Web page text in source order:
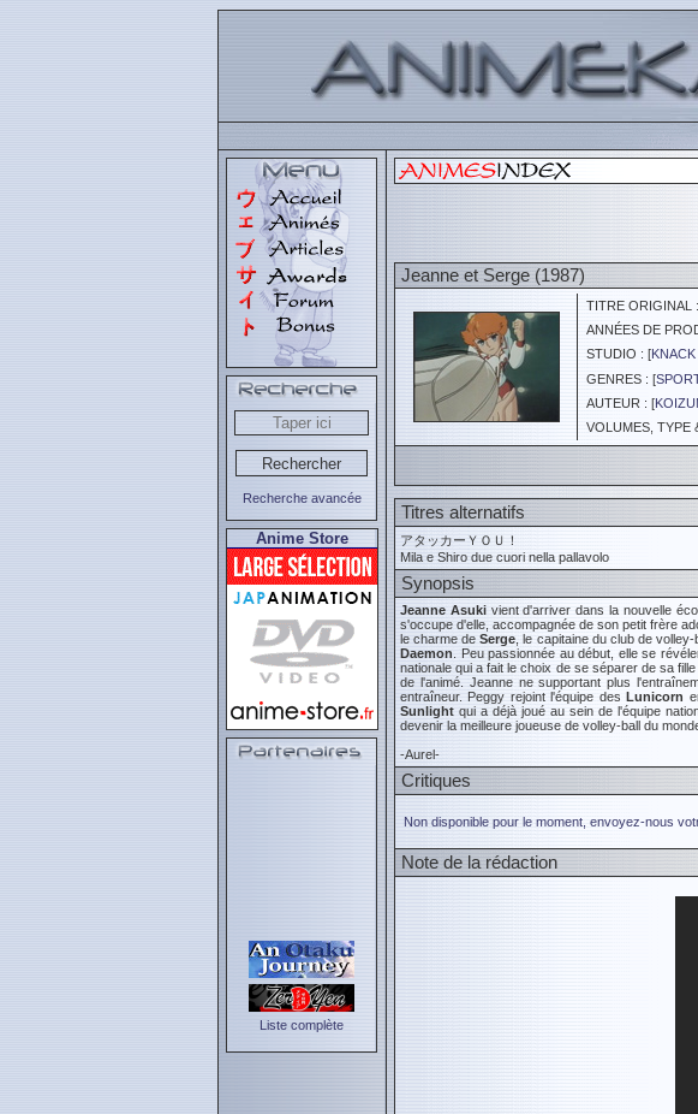
Recherche avancée
Anime Store
Liste complète
Jeanne et Serge (1987)
TITRE ORIGINAL
ANNÉES DE
STUDIO : [
GENRES : [
AUTEUR : [
VOLUMES, TYPE
Titres alternatifs
アタッカーＹＯＵ！
Mila e Shiro due cuori nella pallavolo
Synopsis
Jeanne Asukivient d'arriver dans la nouvelle
s'occupe d'elle, accompagnée de son petit frère
le charme deSerge , le capitaine du club de
Daemon . Peu passionnée au début, elle se
nationale qui a fait le choix de se séparer de sa
de l'animé. Jeanne ne supportant plus
entraîneur. Peggy rejoint l'équipe desLunicorn
Sunlight qui a déjà joué au sein de l'équipe
devenir la meilleure joueuse de volley-ball du
-Aurel-
Critiques
Non disponible pour le moment, envoyez-nous
Note de la rédaction